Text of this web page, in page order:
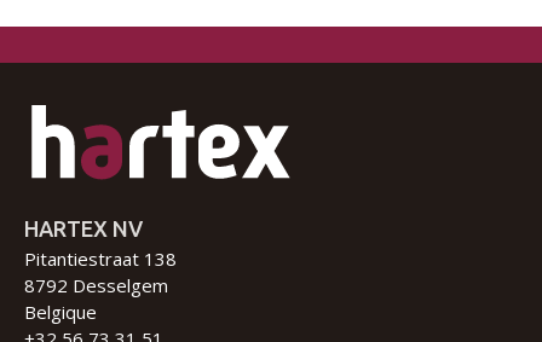
HARTEX NV
Pitantiestraat 138
8792 Desselgem
Belgique